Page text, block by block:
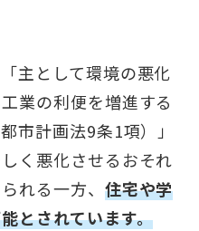
主として環境の悪化
業の利便を増進する
市計画法9条1項）」
く悪化させるおそれ
れる一方、 住宅や学
とされています。